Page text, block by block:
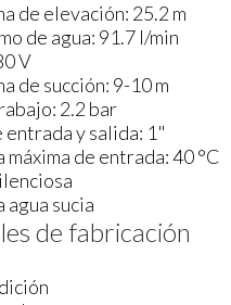
de elevación: 25.2 m
de agua: 91.7 l/min
V
de succión: 9-10 m
2.2 bar
y salida: 1"
máxima de entrada: 40 °C
agua sucia
de fabricación